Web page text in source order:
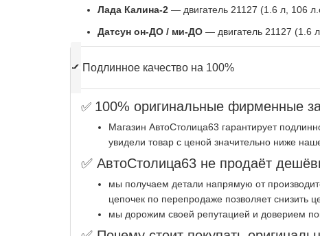
Лада Калина-2 — двигатель 21127 (1.6 л, 106
Датсун он-ДО / ми-ДО — двигатель 21127 (1.6
✔ Подлинное качество на 100%
✅ 100% оригинальные фирменные
Магазин АвтоСтолица63 гарантирует
увидели товар с ценой значительно ниже
✅ АвтоСтолица63 не продаёт
мы получаем детали напрямую от
цепочек по перепродаже позволяет снизить
мы дорожим своей репутацией и доверием